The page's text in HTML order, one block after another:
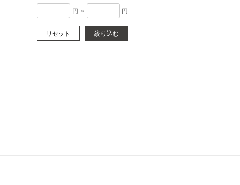
円 ~ 円
リセット 絞り込む